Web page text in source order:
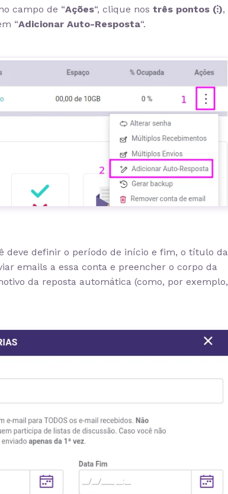
campo de “Ações“, clique nos três pontos (⁝),
“Adicionar Auto-Resposta“.
deve definir o período de início e fim, o título da
emails a essa conta e preencher o corpo da
da reposta automática (como, por exemplo,